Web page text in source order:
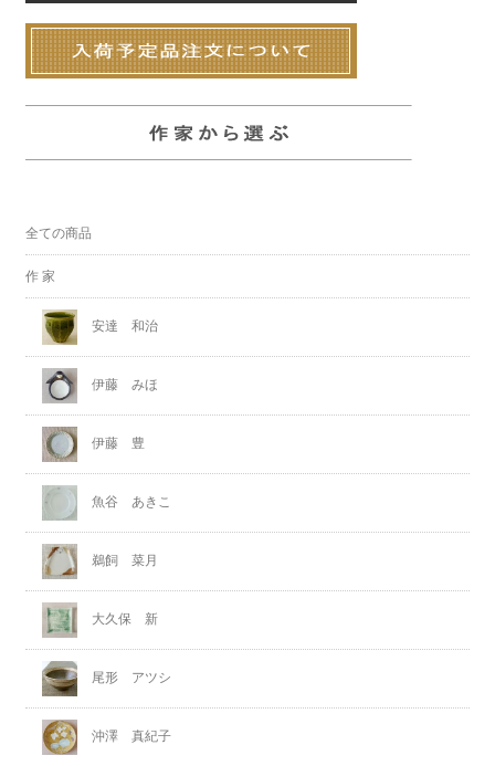
全ての商品
作 家
安達 和治
伊藤 みほ
伊藤 豊
魚谷 あきこ
鵜飼 菜月
大久保 新
尾形 アツシ
沖澤 真紀子